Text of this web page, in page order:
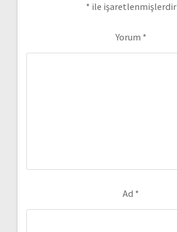
* ile işaretlenmişlerdir
Yorum *
Ad *